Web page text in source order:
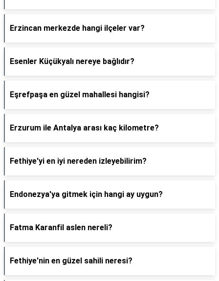
Erzincan merkezde hangi ilçeler var?
Esenler Küçükyalı nereye bağlıdır?
Eşrefpaşa en güzel mahallesi hangisi?
Erzurum ile Antalya arası kaç kilometre?
Fethiye'yi en iyi nereden izleyebilirim?
Endonezya'ya gitmek için hangi ay uygun?
Fatma Karanfil aslen nereli?
Fethiye'nin en güzel sahili neresi?